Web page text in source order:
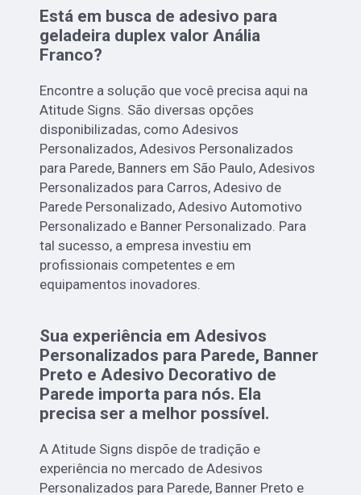
Está em busca de adesivo para
geladeira duplex valor Anália
Franco?
Encontre a solução que você precisa aqui na
Atitude Signs. São diversas opções
disponibilizadas, como Adesivos
Personalizados, Adesivos Personalizados
para Parede, Banners em São Paulo, Adesivos
Personalizados para Carros, Adesivo de
Parede Personalizado, Adesivo Automotivo
Personalizado e Banner Personalizado. Para
tal sucesso, a empresa investiu em
profissionais competentes e em
equipamentos inovadores.
Sua experiência em Adesivos
Personalizados para Parede, Banner
Preto e Adesivo Decorativo de
Parede importa para nós. Ela
precisa ser a melhor possível.
A Atitude Signs dispõe de tradição e
experiência no mercado de Adesivos
Personalizados para Parede, Banner Preto e